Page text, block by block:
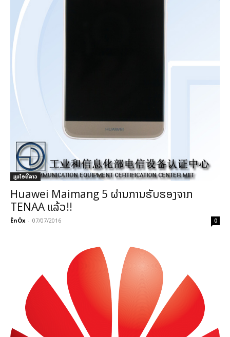
ມູມໄອທີລາວ
Huawei Maimang 5 ຜ່ານການຮັບຮອງຈາກ
TENAA ແລ້ວ!!
ÊnÖx - 07/07/2016 0